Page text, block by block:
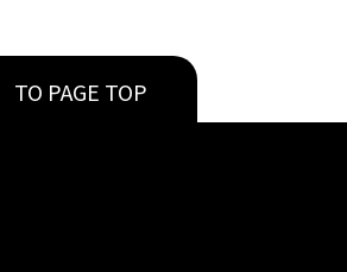
TO PAGE TOP